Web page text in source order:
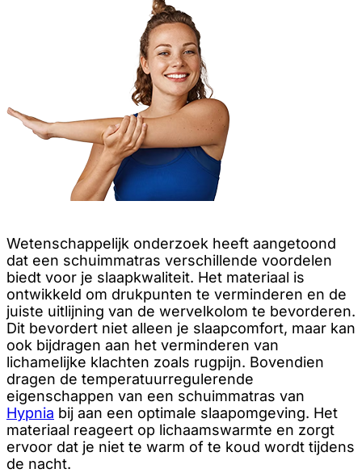
Wetenschappelijk onderzoek heeft aangetoond
dat een schuimmatras verschillende voordelen
biedt voor je slaapkwaliteit. Het materiaal is
ontwikkeld om drukpunten te verminderen en de
juiste uitlijning van de wervelkolom te bevorderen.
Dit bevordert niet alleen je slaapcomfort, maar kan
ook bijdragen aan het verminderen van
lichamelijke klachten zoals rugpijn. Bovendien
dragen de temperatuurregulerende
eigenschappen van een schuimmatras van
Hypnia bij aan een optimale slaapomgeving. Het
materiaal reageert op lichaamswarmte en zorgt
ervoor dat je niet te warm of te koud wordt tijdens
de nacht.